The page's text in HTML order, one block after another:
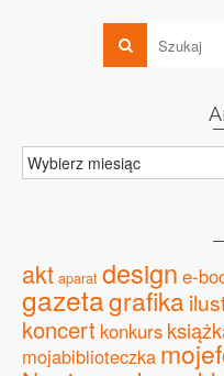
Archiwa
akt aparat design e-
gazetagrafika
koncert konkurs
mojabiblioteczka